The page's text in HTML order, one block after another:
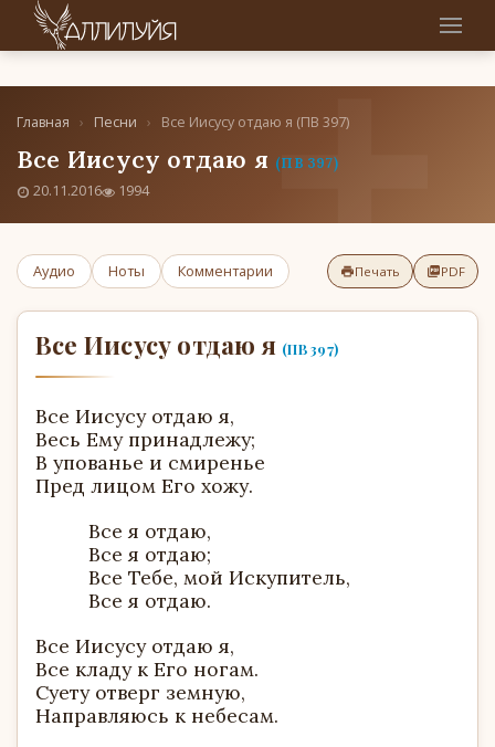
Главная › Песни › Все Иисусу отдаю я (ПВ 397)
Все Иисусу отдаю я (ПВ 397)
20.11.2016 1994
Аудио Ноты Комментарии Печать PDF
Все Иисусу отдаю я (ПВ 397)
Все Иисусу отдаю я,
Весь Ему принадлежу;
В упованье и смиренье
Пред лицом Его хожу.
Все я отдаю,
Все я отдаю;
Все Тебе, мой Искупитель,
Все я отдаю.
Все Иисусу отдаю я,
Все кладу к Его ногам.
Суету отверг земную,
Направляюсь к небесам.